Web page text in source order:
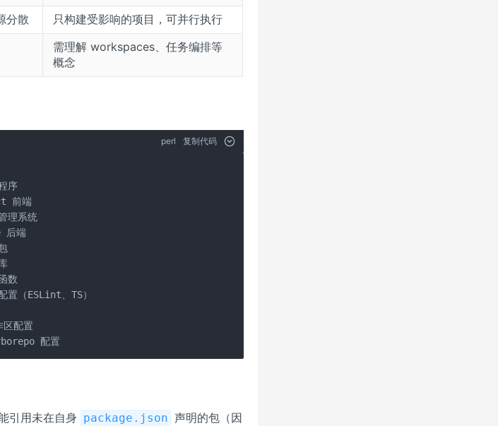
分散 只构建受影响的项目，可并行执行
需理解 workspaces、任务编排等
概念
perl 复制代码
序
前端
系统
端
数
ESLint、TS）
配置
配置
引用未在自身 package.json 声明的包（因